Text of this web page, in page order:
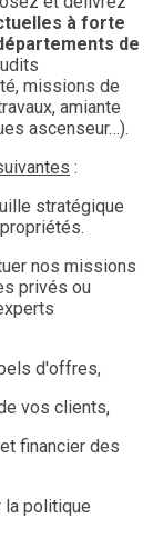
à forte
de
missions de
amiante
ascenseur…).
:
stratégique
nos missions
privés ou
d'offres,
vos clients,
financier des
la politique